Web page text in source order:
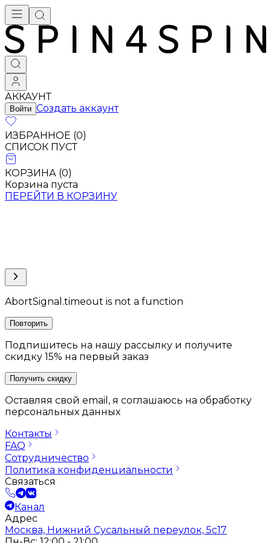
АККАУНТ
Войти Создать аккаунт
ИЗБРАННОЕ (0)
СПИСОК ПУСТ
КОРЗИНА (0)
Корзина пуста
ПЕРЕЙТИ В КОРЗИНУ
AbortSignal.timeout is not a function
Повторить
Подпишитесь на нашу рассылку и получите
скидку 15% на первый заказ
Получить скидку
Оставляя свой email, я соглашаюсь на обработку
персональных данных
Контакты
FAQ
Сотрудничество
Политика конфиденциальности
Связаться
Канал
Адрес
Москва, Нижний Сусальный переулок, 5с17